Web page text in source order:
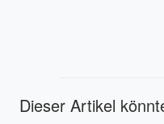
Dieser Artikel